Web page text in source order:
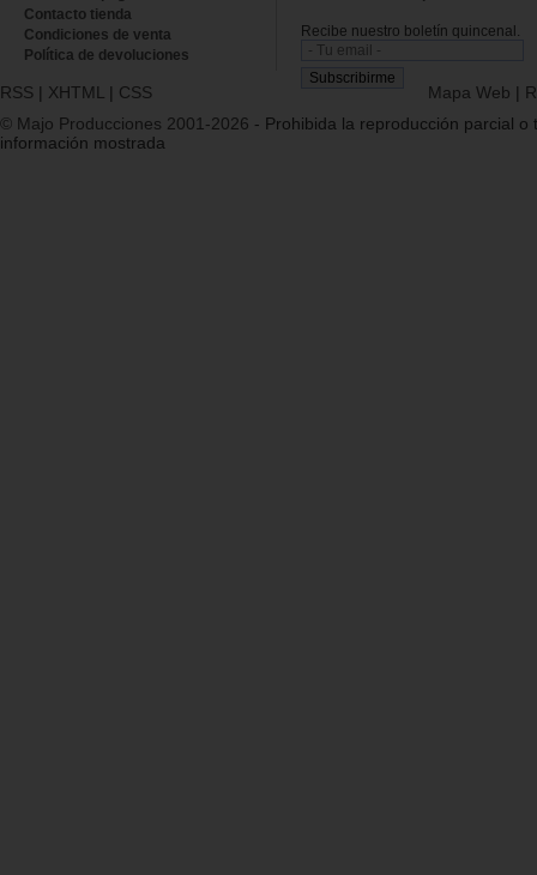
Contacto tienda
Condiciones de venta
Política de devoluciones
Recibe nuestro boletín quincenal.
RSS | XHTML | CSS Mapa Web |
© Majo Producciones 2001-2026 - Prohibida la reproducción parcial o
información mostrada